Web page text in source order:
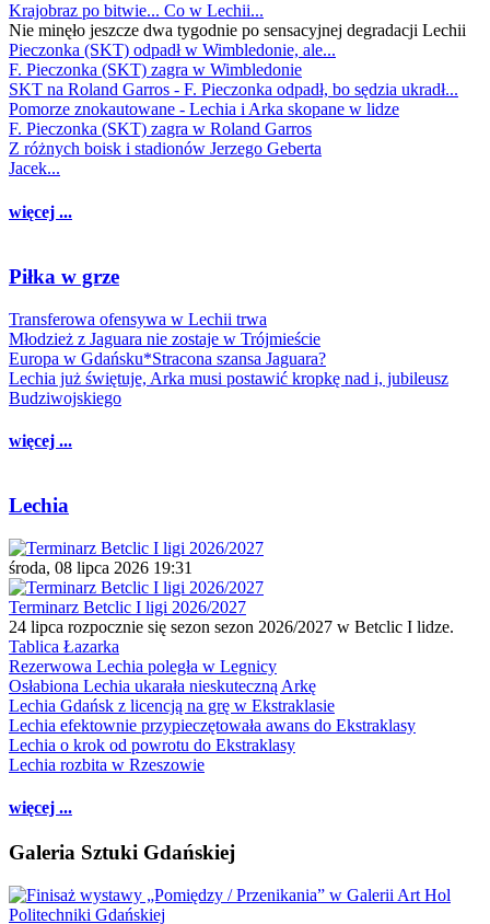
Krajobraz po bitwie... Co w Lechii...
Nie minęło jeszcze dwa tygodnie po sensacyjnej degradacji Lechii
Pieczonka (SKT) odpadł w Wimbledonie, ale...
F. Pieczonka (SKT) zagra w Wimbledonie
SKT na Roland Garros - F. Pieczonka odpadł, bo sędzia ukradł...
Pomorze znokautowane - Lechia i Arka skopane w lidze
F. Pieczonka (SKT) zagra w Roland Garros
Z różnych boisk i stadionów Jerzego Geberta
Jacek...
więcej ...
Piłka w grze
Transferowa ofensywa w Lechii trwa
Młodzież z Jaguara nie zostaje w Trójmieście
Europa w Gdańsku*Stracona szansa Jaguara?
Lechia już świętuje, Arka musi postawić kropkę nad i, jubileusz
Budziwojskiego
więcej ...
Lechia
środa, 08 lipca 2026 19:31
Terminarz Betclic I ligi 2026/2027
24 lipca rozpocznie się sezon sezon 2026/2027 w Betclic I lidze.
Tablica Łazarka
Rezerwowa Lechia poległa w Legnicy
Osłabiona Lechia ukarała nieskuteczną Arkę
Lechia Gdańsk z licencją na grę w Ekstraklasie
Lechia efektownie przypieczętowała awans do Ekstraklasy
Lechia o krok od powrotu do Ekstraklasy
Lechia rozbita w Rzeszowie
więcej ...
Galeria Sztuki Gdańskiej